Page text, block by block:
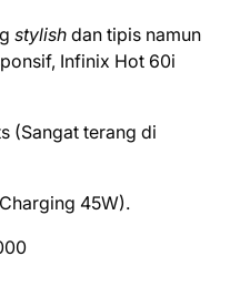
stylish dan tipis namun
Infinix Hot 60i
(Sangat terang di
45W).